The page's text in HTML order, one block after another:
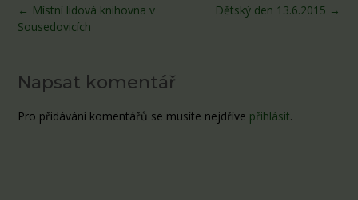
Post
navigation
Dětský den 13.6.2015 →
← Místní lidová knihovna v
Sousedovicích
Napsat komentář
Pro přidávání komentářů se musíte nejdříve přihlásit.